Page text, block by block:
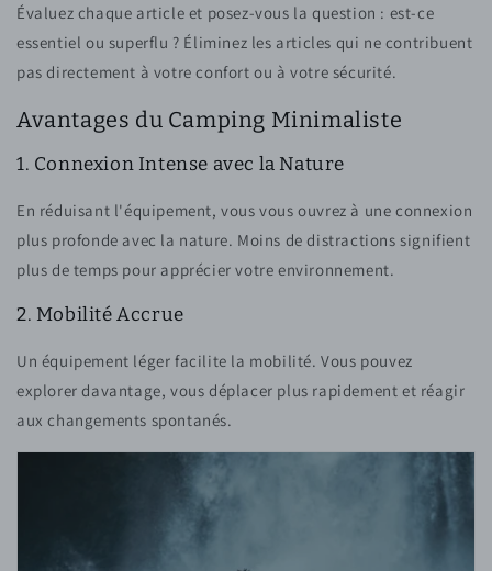
Évaluez chaque article et posez-vous la question : est-ce
essentiel ou superflu ? Éliminez les articles qui ne contribuent
pas directement à votre confort ou à votre sécurité.
Avantages du Camping Minimaliste
1. Connexion Intense avec la Nature
En réduisant l'équipement, vous vous ouvrez à une connexion
plus profonde avec la nature. Moins de distractions signifient
plus de temps pour apprécier votre environnement.
2. Mobilité Accrue
Un équipement léger facilite la mobilité. Vous pouvez
explorer davantage, vous déplacer plus rapidement et réagir
aux changements spontanés.